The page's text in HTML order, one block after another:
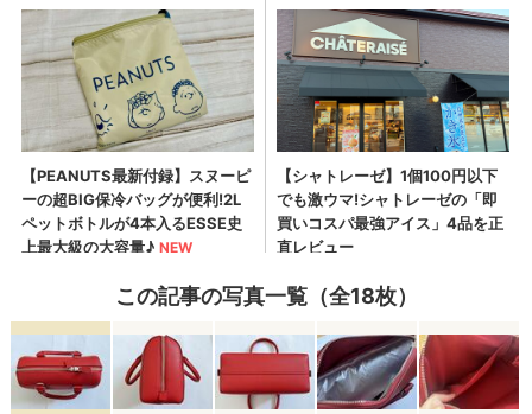
この記事の写真一覧（全18枚）